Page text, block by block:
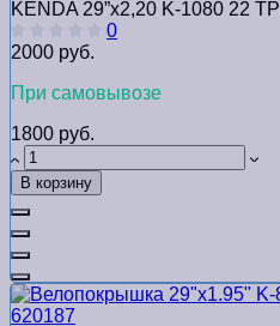
KENDA 29”х2,20 K-1080 22 TPI
0
2000 руб.
При самовывозе
1800 руб.
В корзину